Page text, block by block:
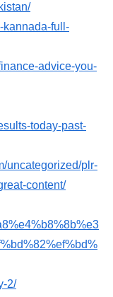
kannada-full-
advice-you-
today-past-
uncategorized/plr-
content/
2/